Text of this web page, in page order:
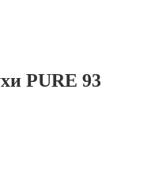
PURE 93